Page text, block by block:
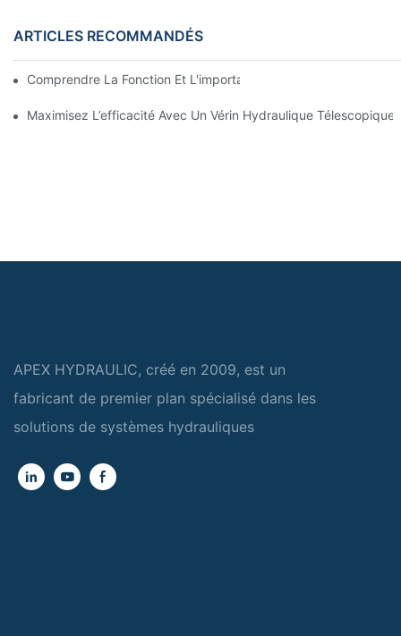
ARTICLES RECOMMANDÉS
Comprendre La Fonction Et L'importance Des Vérins
Maximisez L’efficacité Avec Un Vérin Hydraulique Télescopique
APEX HYDRAULIC, créé en 2009, est un
fabricant de premier plan spécialisé dans les
solutions de systèmes hydrauliques